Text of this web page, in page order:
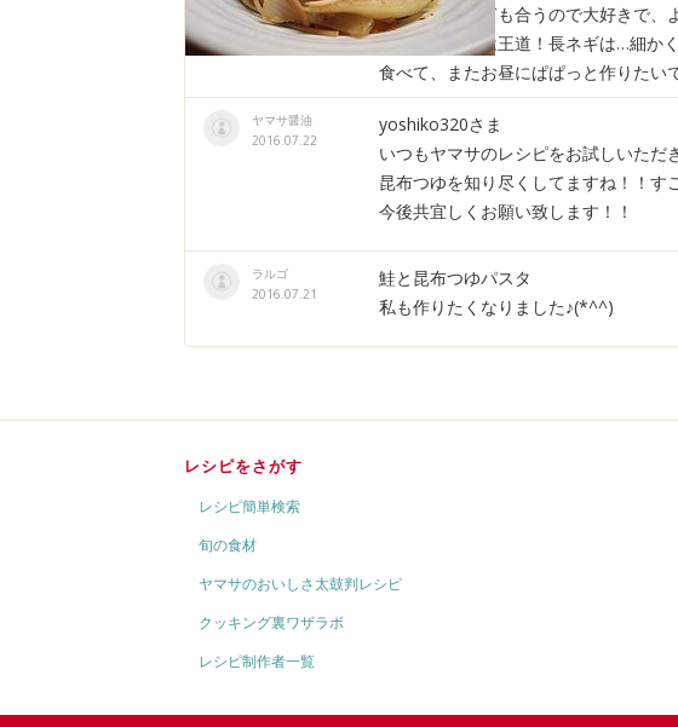
しめじに玉ねぎも合うので大好きで、
鮭と昆布つゆは王道！長ネギは…細か
食べて、またお昼にぱぱっと作りたい
ヤマサ醤油
2016.07.22
yoshiko320さま
いつもヤマサのレシピをお試しいただ
昆布つゆを知り尽くしてますね！！す
今後共宜しくお願い致します！！
ラルゴ
2016.07.21
鮭と昆布つゆパスタ
私も作りたくなりました♪(*^^)
レシピをさがす
レシピ簡単検索
旬の食材
ヤマサのおいしさ太鼓判レシピ
クッキング裏ワザラボ
レシピ制作者一覧